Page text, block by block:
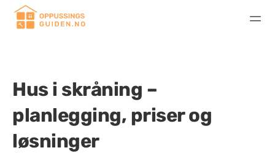
Hus i skråning –
planlegging, priser og
løsninger